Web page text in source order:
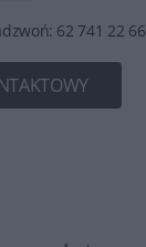
62 741 22 66